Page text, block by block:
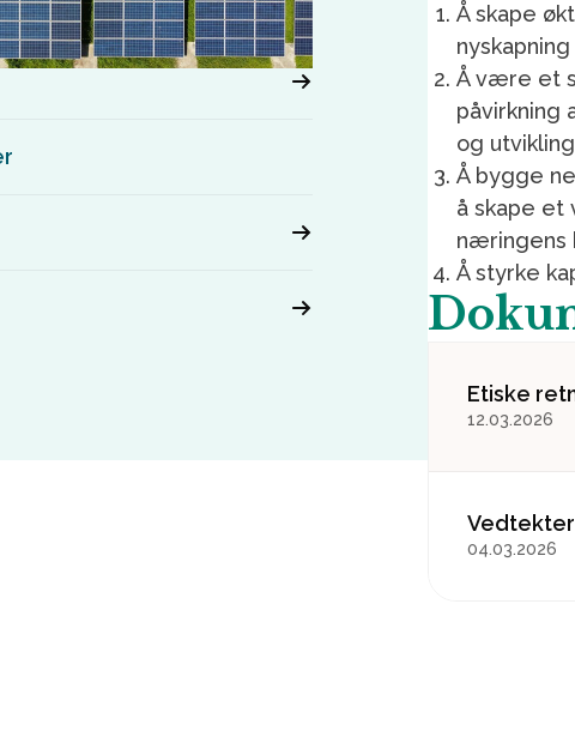
Å skape
Å være et
påvirkning
og
Å bygge
å skape et
næringens
Å styrke
Etiske
12.03.2026
04.03.2026